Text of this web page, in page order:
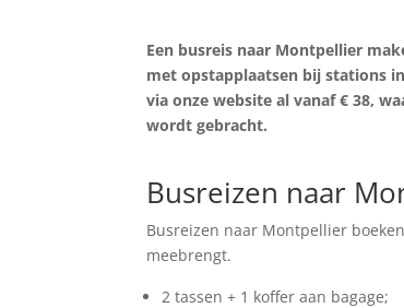
Een busreis naar Montpellier
met opstapplaatsen bij stations
via onze website al vanaf € 38,
wordt gebracht.
Busreizen naar
Busreizen naar Montpellier
meebrengt.
2 tassen + 1 koffer aan bagage;